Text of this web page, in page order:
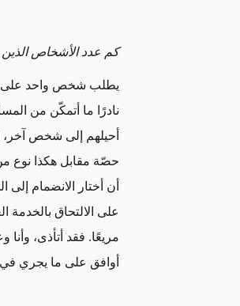
كم عدد الأشخاص
يطلب شخص واحد على
نادرًا ما أتمكّن من
أحيلهم إلى شخص آخر،
حصّة مقابل هكذا نوع
أن أختار الانضمام
على الالتحاق بالخدمة
مريعًا. فقد أتأذى، وأنا
أوافق على ما يجري